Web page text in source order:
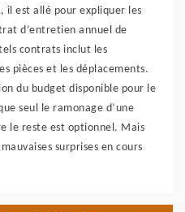
il est allé pour expliquer les
d’entretien annuel de
contrats inclut les
pièces et les déplacements.
du budget disponible pour le
seul le ramonage d’une
le reste est optionnel. Mais
surprises en cours